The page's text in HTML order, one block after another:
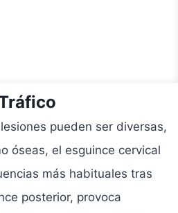
pueden ser diversas,
óseas, el esguince cervical
más habituales tras
posterior, provoca